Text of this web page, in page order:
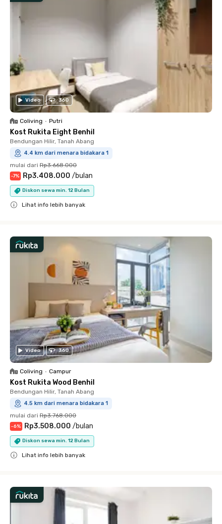
Video 360
Coliving • Putri
Kost Rukita Eight Benhil
Bendungan Hilir, Tanah Abang
4.4 km dari menara bidakara 1
mulai dari Rp3.668.000
-7% Rp3.408.000 /bulan
Diskon sewa min. 12 Bulan
Lihat info lebih banyak
Video 360
Coliving • Campur
Kost Rukita Wood Benhil
Bendungan Hilir, Tanah Abang
4.5 km dari menara bidakara 1
mulai dari Rp3.768.000
-6% Rp3.508.000 /bulan
Diskon sewa min. 12 Bulan
Lihat info lebih banyak